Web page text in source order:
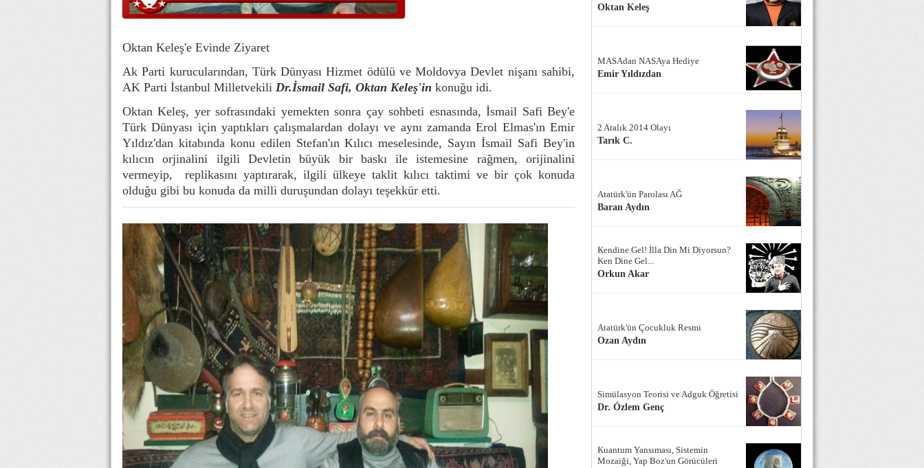
Oktan Keleş'e Evinde Ziyaret
Ak Parti kurucularından, Türk Dünyası Hizmet ödülü ve Moldovya Devlet nişanı sahibi,
AK Parti İstanbul Milletvekili Dr.İsmail Safi, Oktan Keleş'in konuğu idi.
Oktan Keleş, yer sofrasındaki yemekten sonra çay sohbeti esnasında, İsmail Safi Bey'e
Türk Dünyası için yaptıkları çalışmalardan dolayı ve aynı zamanda Erol Elmas'ın Emir
Yıldız'dan kitabında konu edilen Stefan'ın Kılıcı meselesinde, Sayın İsmail Safi Bey'in
kılıcın orjinalini ilgili Devletin büyük bir baskı ile istemesine rağmen, orijinalini
vermeyip, replikasını yaptırarak, ilgili ülkeye taklit kılıcı taktimi ve bir çok konuda
olduğu gibi bu konuda da milli duruşundan dolayı teşekkür etti.
Oktan Keleş
MASAdan NASAya Hediye
Emir Yıldızdan
2 Aralık 2014 Olayı
Tarık C.
Atatürk'ün Parolası AĞ
Baran Aydın
Kendine Gel! İlla Din Mi Diyorsun?
Ken Dine Gel...
Orkun Akar
Atatürk'ün Çocukluk Resmi
Ozan Aydın
Simülasyon Teorisi ve Adguk Öğretisi
Dr. Özlem Genç
Kuantum Yansıması, Sistemin
Mozaiği, Yap Boz'un Görücüleri